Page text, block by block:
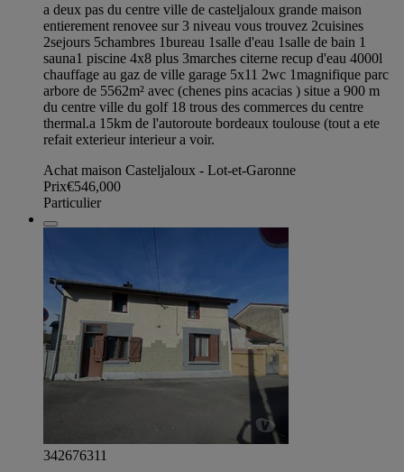
a deux pas du centre ville de casteljaloux grande maison
entierement renovee sur 3 niveau vous trouvez 2cuisines
2sejours 5chambres 1bureau 1salle d'eau 1salle de bain 1
sauna1 piscine 4x8 plus 3marches citerne recup d'eau 4000l
chauffage au gaz de ville garage 5x11 2wc 1magnifique parc
arbore de 5562m² avec (chenes pins acacias ) situe a 900 m
du centre ville du golf 18 trous des commerces du centre
thermal.a 15km de l'autoroute bordeaux toulouse (tout a ete
refait exterieur interieur a voir.
Achat maison Casteljaloux - Lot-et-Garonne
Prix€546,000
Particulier
342676311